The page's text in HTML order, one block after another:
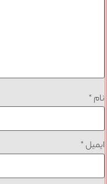
نام *
ایمیل*